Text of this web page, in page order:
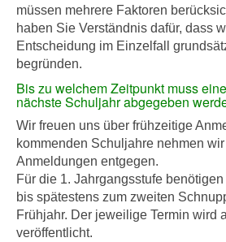
müssen mehrere Faktoren
haben Sie Verständnis dafür, dass
Entscheidung im Einzelfall
begründen.
Bis zu welchem Zeitpunkt muss
nächste Schuljahr abgegeben
Wir freuen uns über frühzeitige
kommenden Schuljahre nehmen
Anmeldungen entgegen.
Für die 1. Jahrgangsstufe
bis spätestens zum zweiten
Frühjahr. Der jeweilige Termin wird
veröffentlicht.